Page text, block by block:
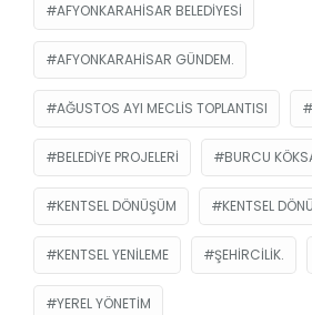
AFYONKARAHISAR BELEDIYESI
AFYONKARAHISAR GÜNDEM.
AĞUSTOS AYI MECLIS TOPLANTISI
BELEDIYE PROJELERI BURCU
KENTSEL DÖNÜŞÜM KENTSEL
KENTSEL YENILEME ŞEHIRCILIK.
YEREL YÖNETIM